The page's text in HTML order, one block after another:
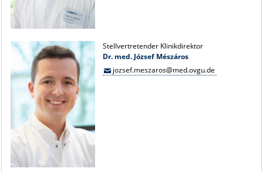
Stellvertretender Klinikdirektor
Dr. med. József Mészáros
jozsef.meszaros@med.ovgu.de